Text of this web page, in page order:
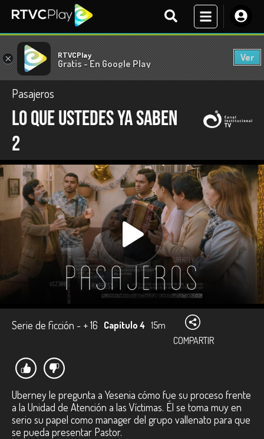
× RTVCPlay
Gratis - En Google Play
Ver
Pasajeros
Lo que ustedes ya saben
2
Serie de ficción - + 16 Capítulo 4 15m
COMPARTIR
Uberney le pregunta a Yesenia cómo fue su proceso frente
a la Unidad de Atención a las Víctimas. Él se toma muy en
serio su papel como manager del grupo vallenato para que
se pueda presentar Pastor.